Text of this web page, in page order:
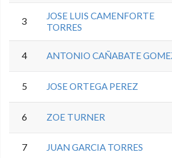
3
JOSE LUIS CAMENFORTE
TORRES
4 ANTONIO CAÑABATE
5 JOSE ORTEGA PEREZ
6 ZOE TURNER
7 JUAN GARCIA TORRES